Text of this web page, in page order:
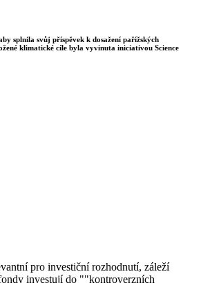
splnila svůj příspěvek k dosažení pařížských
klimatické cíle byla vyvinuta iniciativou Science
pro investiční rozhodnutí, záleží
investují do ""kontroverzních